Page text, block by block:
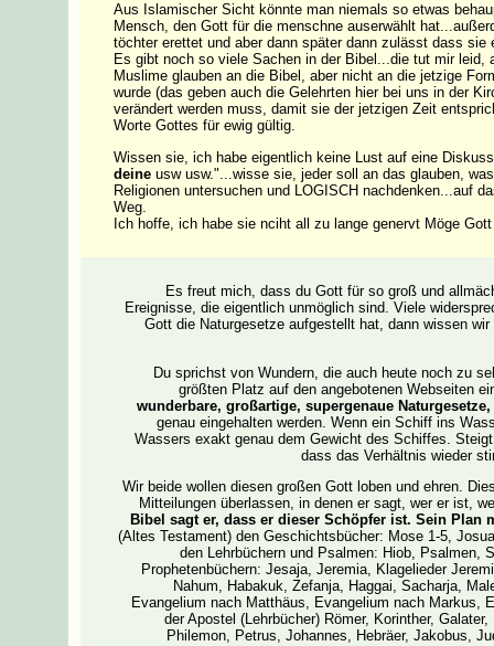
Aus Islamischer Sicht könnte man niemals so etwas
Mensch, den Gott für die menschne auserwählt
töchter erettet und aber dann später dann zulässt dass sie
Es gibt noch so viele Sachen in der Bibel...die tut mir leid,
Muslime glauben an die Bibel, aber nicht an die jetzige
wurde (das geben auch die Gelehrten hier bei uns in der
verändert werden muss, damit sie der jetzigen Zeit
Worte Gottes für ewig gültig.
Wissen sie, ich habe eigentlich keine Lust auf eine
deineusw usw."...wisse sie, jeder soll an das glauben,
Religionen untersuchen und LOGISCH nachdenken...auf
Weg.
Ich hoffe, ich habe sie nciht all zu lange genervt Möge
Es freut mich, dass du Gott für so groß und
Ereignisse, die eigentlich unmöglich sind. Viele
Gott die Naturgesetze aufgestellt hat, dann wissen
Du sprichst von Wundern, die auch heute noch zu
größten Platz auf den angebotenen Webseiten
wunderbare, großartige, supergenaue
genau eingehalten werden. Wenn ein Schiff ins
Wassers exakt genau dem Gewicht des Schiffes.
dass das Verhältnis wieder
Wir beide wollen diesen großen Gott loben und ehren.
Mitteilungen überlassen, in denen er sagt, wer er ist,
Bibel sagt er, dass er dieser Schöpfer ist. Sein Plan
(Altes Testament) den Geschichtsbücher: Mose 1-5,
den Lehrbüchern und Psalmen: Hiob, Psalmen,
Prophetenbüchern: Jesaja, Jeremia, Klagelieder
Nahum, Habakuk, Zefanja, Haggai, Sacharja,
Evangelium nach Matthäus, Evangelium nach Markus,
der Apostel (Lehrbücher) Römer, Korinther,
Philemon, Petrus, Johannes, Hebräer, Jakobus,